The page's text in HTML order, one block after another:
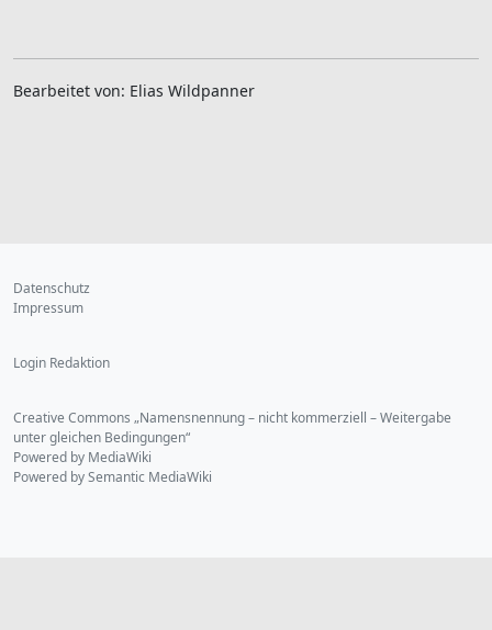
Bearbeitet von: Elias Wildpanner
Datenschutz
Impressum
Login Redaktion
Creative Commons „Namensnennung – nicht kommerziell – Weitergabe
unter gleichen Bedingungen“
Powered by MediaWiki
Powered by Semantic MediaWiki